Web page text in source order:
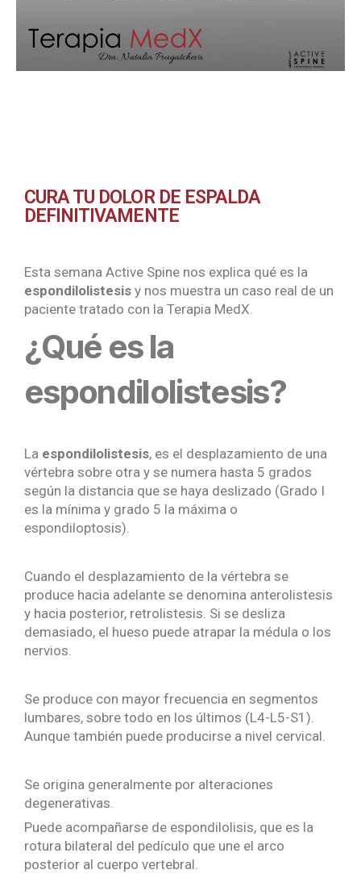
CURA TU DOLOR DE ESPALDA
DEFINITIVAMENTE
Esta semana Active Spine nos explica qué es la
espondilolistesis y nos muestra un caso real de un
paciente tratado con la Terapia MedX.
¿Qué es la
espondilolistesis?
La espondilolistesis, es el desplazamiento de una
vértebra sobre otra y se numera hasta 5 grados
según la distancia que se haya deslizado (Grado I
es la mínima y grado 5 la máxima o
espondiloptosis).
Cuando el desplazamiento de la vértebra se
produce hacia adelante se denomina anterolistesis
y hacia posterior, retrolistesis. Si se desliza
demasiado, el hueso puede atrapar la médula o los
nervios.
Se produce con mayor frecuencia en segmentos
lumbares, sobre todo en los últimos (L4-L5-S1).
Aunque también puede producirse a nivel cervical.
Se origina generalmente por alteraciones
degenerativas.
Puede acompañarse de espondilolisis, que es la
rotura bilateral del pedículo que une el arco
posterior al cuerpo vertebral.